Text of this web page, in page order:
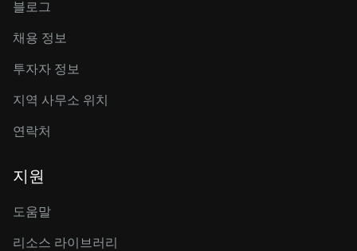
블로그
채용 정보
투자자 정보
지역 사무소 위치
연락처
지원
도움말
리소스 라이브러리